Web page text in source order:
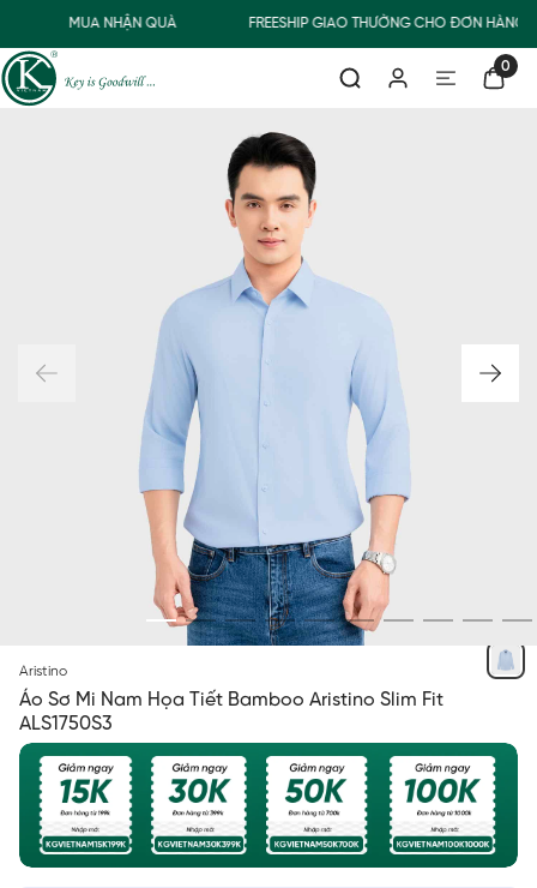
MUA NHẬN QUÀ FREESHIP GIAO THƯỜNG CHO ĐƠN HÀNG
0
Aristino
Áo Sơ Mi Nam Họa Tiết Bamboo Aristino Slim Fit
ALS1750S3
XANH NHẠT DỆT HỌA TIẾT